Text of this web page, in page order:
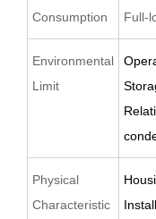
Consumption
Full-
Environmental
Limit
Physical
Characteristic